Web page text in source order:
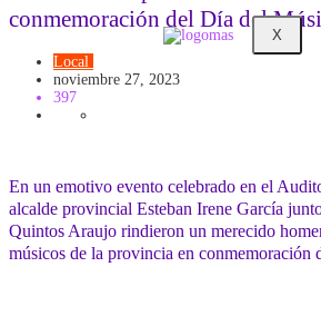
X
conmemoración del Día del
Local
noviembre 27, 2023
397
En un emotivo evento celebrado en el
alcalde provincial Esteban Irene García
Quintos Araujo rindieron un merecido
músicos de la provincia en conmemoración